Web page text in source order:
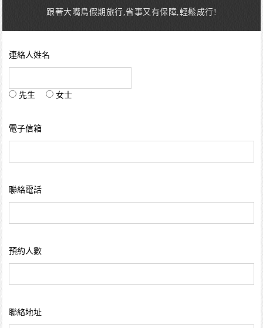
跟著大嘴鳥假期旅行,省事又有保障,輕鬆成行!
連絡人姓名
先生 女士
電子信箱
聯絡電話
預約人數
聯絡地址